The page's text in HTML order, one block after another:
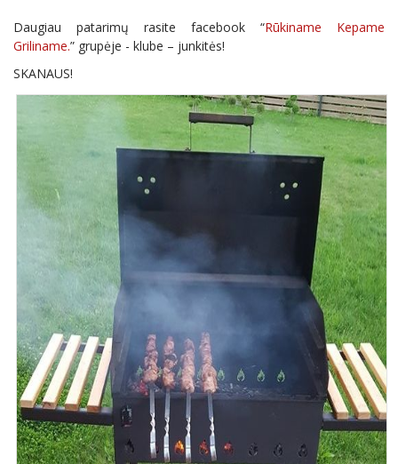
Daugiau patarimų rasite facebook “Rūkiname Kepame
Griliname.” grupėje - klube – junkitės!
SKANAUS!